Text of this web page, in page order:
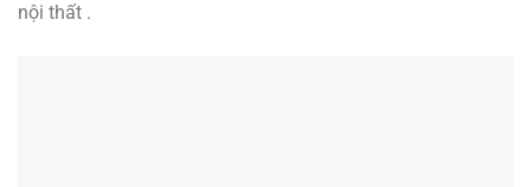
nội thất .